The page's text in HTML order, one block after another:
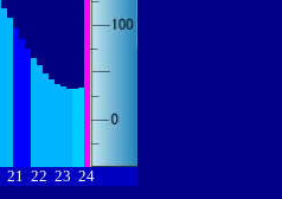
21 22 23 24